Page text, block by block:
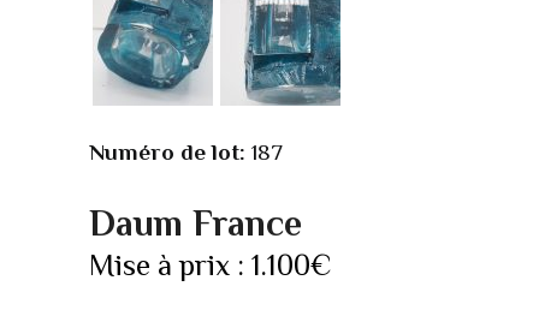
Numéro de lot: 187
Daum France
Mise à prix :1.100€